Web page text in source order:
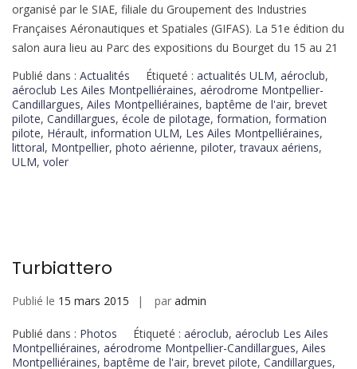
organisé par le SIAE, filiale du Groupement des Industries
Françaises Aéronautiques et Spatiales (GIFAS). La 51e édition du
salon aura lieu au Parc des expositions du Bourget du 15 au 21
Publié dans : Actualités Étiqueté : actualités ULM, aéroclub,
aéroclub Les Ailes Montpelliéraines, aérodrome Montpellier-
Candillargues, Ailes Montpelliéraines, baptême de l'air, brevet
pilote, Candillargues, école de pilotage, formation, formation
pilote, Hérault, information ULM, Les Ailes Montpelliéraines,
littoral, Montpellier, photo aérienne, piloter,travaux aériens,
ULM, voler
Turbiattero
Publié le 15 mars 2015 par admin
Publié dans : Photos Étiqueté : aéroclub, aéroclub Les Ailes
Montpelliéraines, aérodrome Montpellier-Candillargues, Ailes
Montpelliéraines, baptême de l'air, brevet pilote, Candillargues,